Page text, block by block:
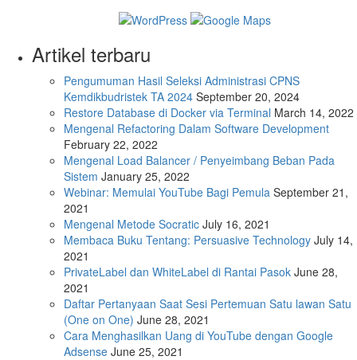
Artikel terbaru
Pengumuman Hasil Seleksi Administrasi CPNS
Kemdikbudristek TA 2024 September 20, 2024
Restore Database di Docker via Terminal March 14, 2022
Mengenal Refactoring Dalam Software Development
February 22, 2022
Mengenal Load Balancer / Penyeimbang Beban Pada
Sistem January 25, 2022
Webinar: Memulai YouTube Bagi Pemula September 21,
2021
Mengenal Metode Socratic July 16, 2021
Membaca Buku Tentang: Persuasive Technology July 14,
2021
PrivateLabel dan WhiteLabel di Rantai Pasok June 28,
2021
Daftar Pertanyaan Saat Sesi Pertemuan Satu lawan Satu
(One on One) June 28, 2021
Cara Menghasilkan Uang di YouTube dengan Google
Adsense June 25, 2021